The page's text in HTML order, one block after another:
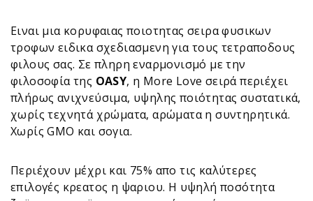
Ειναι μια κορυφαιας ποιοτητας σειρα φυσικων
τροφων ειδικα σχεδιασμενη για τους τετραποδους
φιλους σας. Σε πληρη εναρμονισμό με την
φιλοσοφία της OASY, η More Love σειρά περιέχει
πλήρως ανιχνεύσιμα, υψηλης ποιότητας συστατικά,
χωρίς τεχνητά χρώματα, αρώματα η συντηρητικά.
Χωρίς GMO και σογια.
Περιέχουν μέχρι και 75% απο τις καλύτερες
επιλογές κρεατος η ψαριου. Η υψηλή ποσότητα